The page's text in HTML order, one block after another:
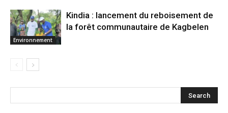
Environnement
Kindia : lancement du reboisement de
la forêt communautaire de Kagbelen